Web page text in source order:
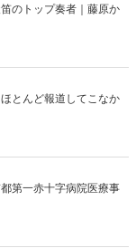
のトップ奏者｜藤原か
とんど報道してこなか
第一赤十字病院医療事